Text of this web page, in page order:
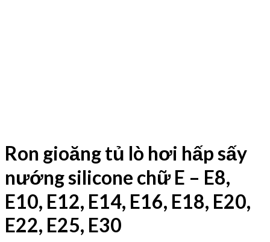
Ron gioăng tủ lò hơi hấp sấy
nướng silicone chữ E – E8,
E10, E12, E14, E16, E18, E20,
E22, E25, E30